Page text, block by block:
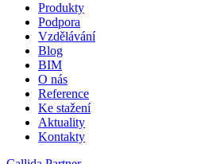
Produkty
Podpora
Vzdělávání
Blog
BIM
O nás
Reference
Ke stažení
Aktuality
Kontakty